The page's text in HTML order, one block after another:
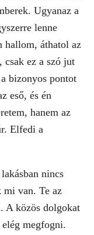
Ugyanaz a
lenne
hallom, áthatol az
csak ez a szó jut
bizonyos pontot
eső, és én
hanem az
Elfedi a
nincs
mi van. Te az
A közös dolgokat
megfogni.